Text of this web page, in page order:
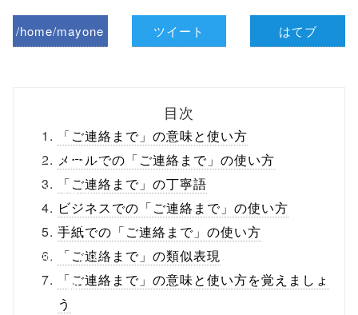
/home/mayone
ml/wp-
content/themes
/tapbiz_theme/
parts/sns-
buttons.php on
line10
ツイート はてブ
目次
「ご連絡まで」の意味と使い方
メールでの「ご連絡まで」の使い方
「ご連絡まで」の丁寧語
ビジネスでの「ご連絡まで」の使い方
手紙での「ご連絡まで」の使い方
「ご連絡まで」の類似表現
「ご連絡まで」の意味と使い方を覚えましょ
う